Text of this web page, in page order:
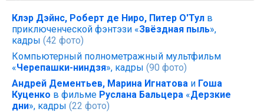
Клэр Дэйнс, Роберт де Ниро, Питер О'Тул в
приключенческой фэнтэзи «Звёздная пыль»,
кадры (42 фото)
Компьютерный полнометражный мультфильм
«Черепашки-ниндзя», кадры (90 фото)
Андрей Дементьев, Марина Игнатова и Гоша
Куценко в фильме Руслана Бальцера «Дерзкие
дни», кадры (22 фото)